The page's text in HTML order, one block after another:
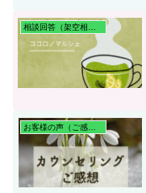
お客様の声（ご感想）